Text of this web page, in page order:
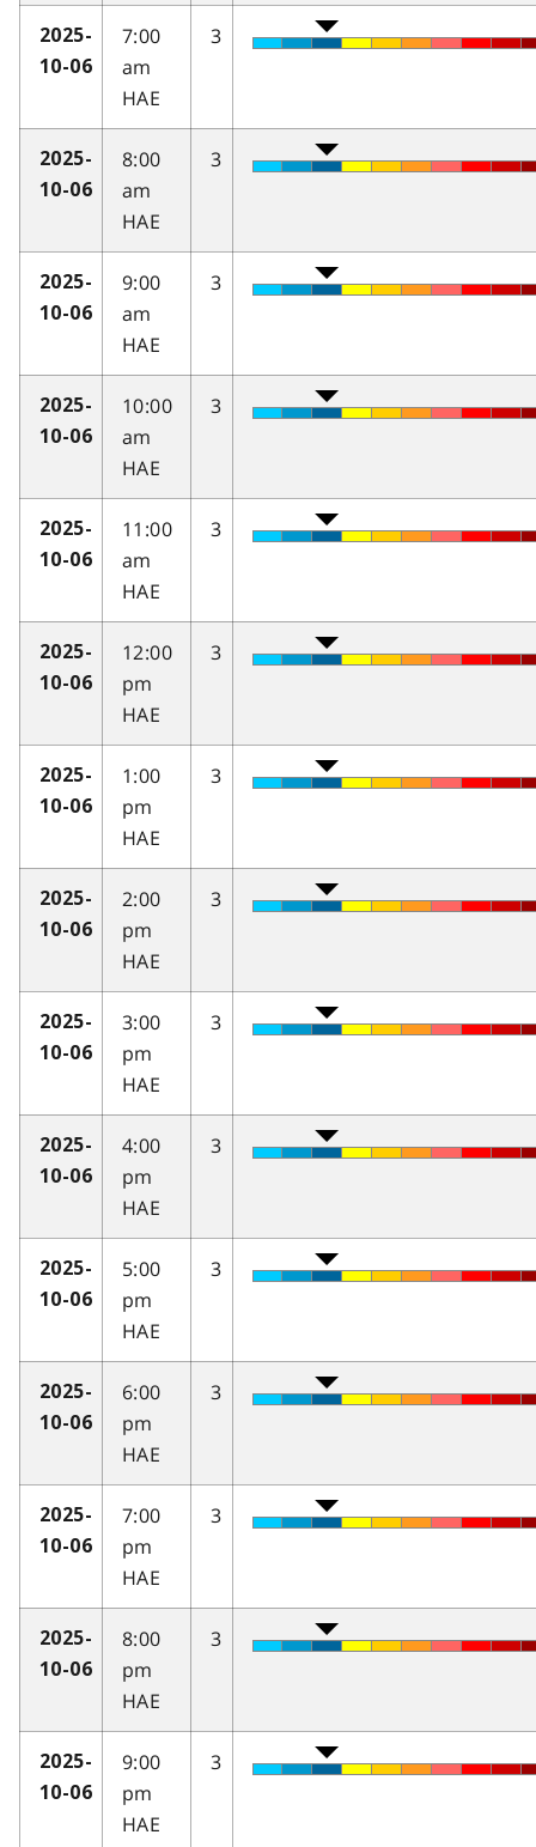
2025-
10-06
7:00
am
HAE
3
2025-
10-06
8:00
am
HAE
3
2025-
10-06
9:00
am
HAE
3
2025-
10-06
10:00
am
HAE
3
2025-
10-06
11:00
am
HAE
3
2025-
10-06
12:00
pm
HAE
3
2025-
10-06
1:00
pm
HAE
3
2025-
10-06
2:00
pm
HAE
3
2025-
10-06
3:00
pm
HAE
3
2025-
10-06
4:00
pm
HAE
3
2025-
10-06
5:00
pm
HAE
3
2025-
10-06
6:00
pm
HAE
3
2025-
10-06
7:00
pm
HAE
3
2025-
10-06
8:00
pm
HAE
3
2025-
10-06
9:00
pm
HAE
3